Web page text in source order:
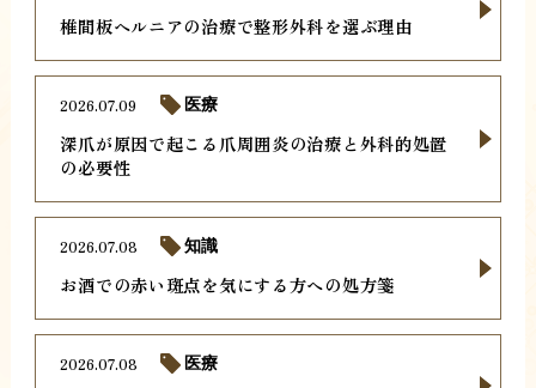
椎間板ヘルニアの治療で整形外科を選ぶ理由
深爪が原因で起こる爪周囲炎の治療と外科的処置
の必要性
2026.07.09 医療
お酒での赤い斑点を気にする方への処方箋
2026.07.08 知識
2026.07.08 医療